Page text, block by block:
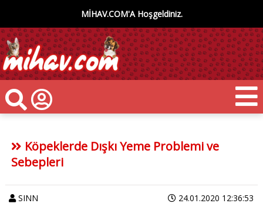
MİHAV.COM'A Hoşgeldiniz.
Köpeklerde Dışkı Yeme Problemi ve
Sebepleri
SINN 24.01.2020 12:36:53